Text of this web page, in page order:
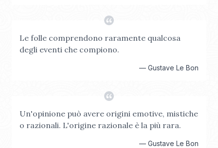
Le folle comprendono raramente qualcosa
degli eventi che compiono.
— Gustave Le Bon
Un'opinione può avere origini emotive, mistiche
o razionali. L'origine razionale è la più rara.
— Gustave Le Bon